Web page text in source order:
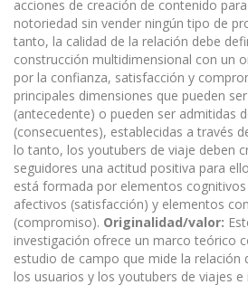
acciones de creación de contenido
notoriedad sin vender ningún tipo de
tanto, la calidad de la relación debe
construcción multidimensional con un
por la confianza, satisfacción y
principales dimensiones que pueden
(antecedente) o pueden ser admitidas
(consecuentes), establecidas a través
lo tanto, los youtubers de viaje deben
seguidores una actitud positiva para
está formada por elementos
afectivos (satisfacción) y elementos
(compromiso). Originalidad/valor:
investigación ofrece un marco teórico
estudio de campo que mide la relación
los usuarios y los youtubers de viajes